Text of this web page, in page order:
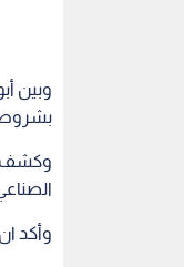
بشروط، اذ
وكشف
وأكد